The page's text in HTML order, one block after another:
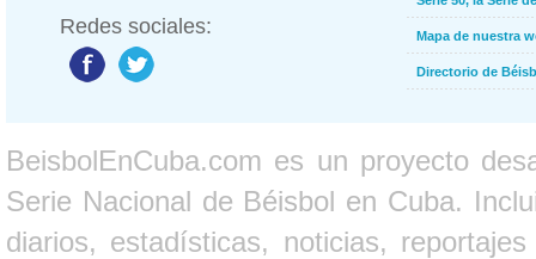
Redes sociales: Mapa de nuestra
Directorio de
BeisbolEnCuba.com es un proyecto
Serie Nacional de Béisbol en Cuba.
diarios, estadísticas, noticias,